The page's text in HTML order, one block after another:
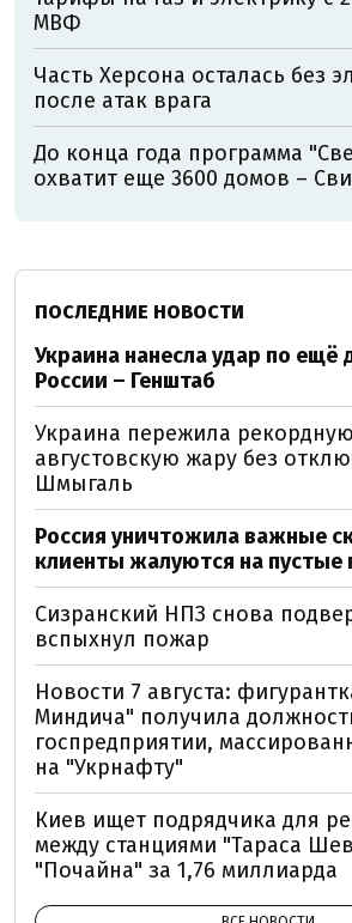
МВФ
Часть Херсона осталась без
после атак врага
До конца года программа
охватит еще 3600 домов –
ПОСЛЕДНИЕ НОВОСТИ
Украина нанесла удар по ещё
России – Генштаб
Украина пережила рекордную
августовскую жару без
Шмыгаль
Россия уничтожила важные
клиенты жалуются на пустые
Сизранский НПЗ снова
вспыхнул пожар
Новости 7 августа:
Миндича" получила
госпредприятии,
на "Укрнафту"
Киев ищет подрядчика для
между станциями "Тараса
"Почайна" за 1,76 миллиарда